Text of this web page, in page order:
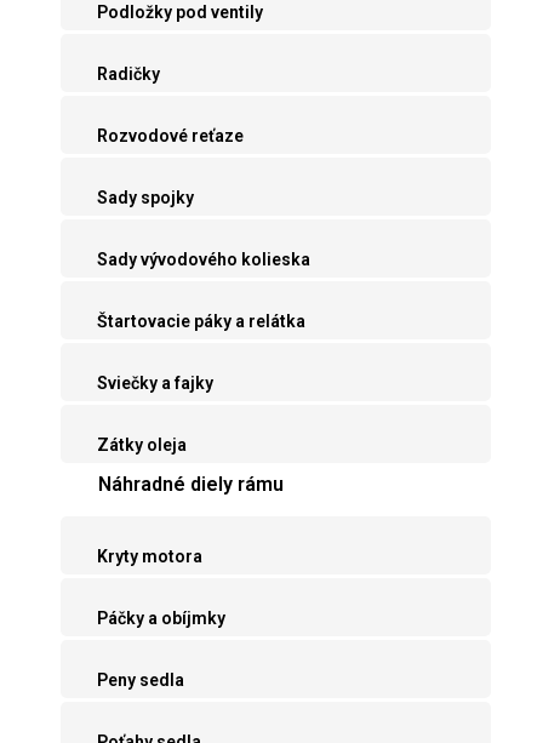
Podložky pod ventily
Radičky
Rozvodové reťaze
Sady spojky
Sady vývodového kolieska
Štartovacie páky a relátka
Sviečky a fajky
Zátky oleja
Náhradné diely rámu
Kryty motora
Páčky a obíjmky
Peny sedla